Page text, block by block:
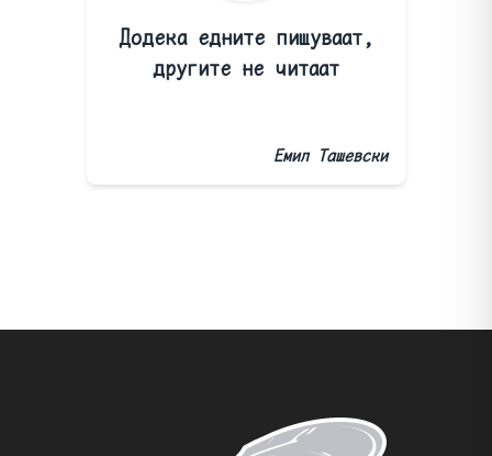
Додека едните пишуваат,
другите не читаат
Емил Ташевски